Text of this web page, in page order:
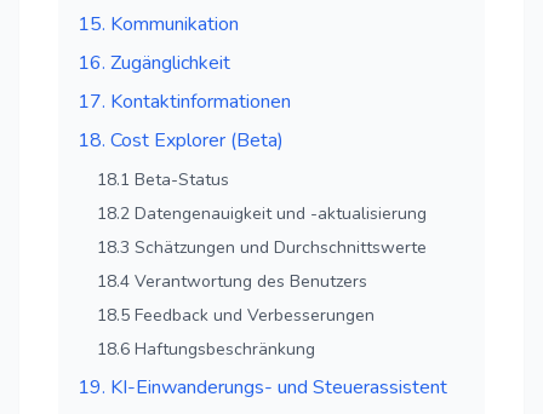
15. Kommunikation
16. Zugänglichkeit
17. Kontaktinformationen
18. Cost Explorer (Beta)
18.1 Beta-Status
18.2 Datengenauigkeit und -aktualisierung
18.3 Schätzungen und Durchschnittswerte
18.4 Verantwortung des Benutzers
18.5 Feedback und Verbesserungen
18.6 Haftungsbeschränkung
19. KI-Einwanderungs- und Steuerassistent